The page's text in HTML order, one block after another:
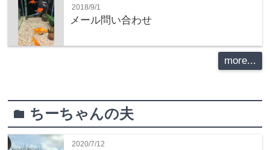
2018/9/1
メール問い合わせ
more...
folder ちーちゃんの夫
2020/7/12